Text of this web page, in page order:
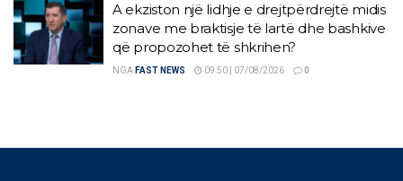
A ekziston një lidhje e drejtpërdrejtë midis
zonave me braktisje të lartë dhe bashkive
që propozohet të shkrihen?
NGA FAST NEWS 09:50 | 07/08/2026 0